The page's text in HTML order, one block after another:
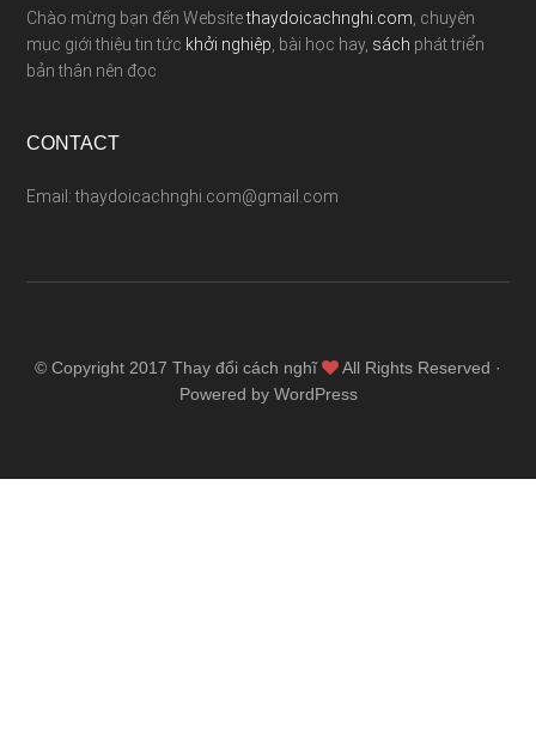
Chào mừng bạn đến Websitethaydoicachnghi.com , chuyên
mục giới thiệu tin tức khởi nghiệp , bài học hay, sách phát triển
bản thân nên đọc
CONTACT
Email: thaydoicachnghi.com@gmail.com
© Copyright 2017 Thay đổi cách nghĩ
All Rights Reserved ·
Powered by WordPress